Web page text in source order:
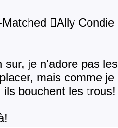
Matched Ally Condie
sur, je n'adore pas
mais comme
ils bouchent les trous!